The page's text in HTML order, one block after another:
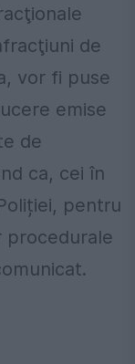
de
vor fi puse
emise
de
ca, cei în
pentru
procedurale